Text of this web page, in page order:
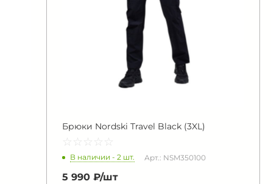
Брюки Nordski Travel Black (3XL)
☆ ☆ ☆ ☆ ☆
★ ★ ★ ★ ★
В наличии - 2 шт. Арт.: NSM350100
5 990 ₽/шт